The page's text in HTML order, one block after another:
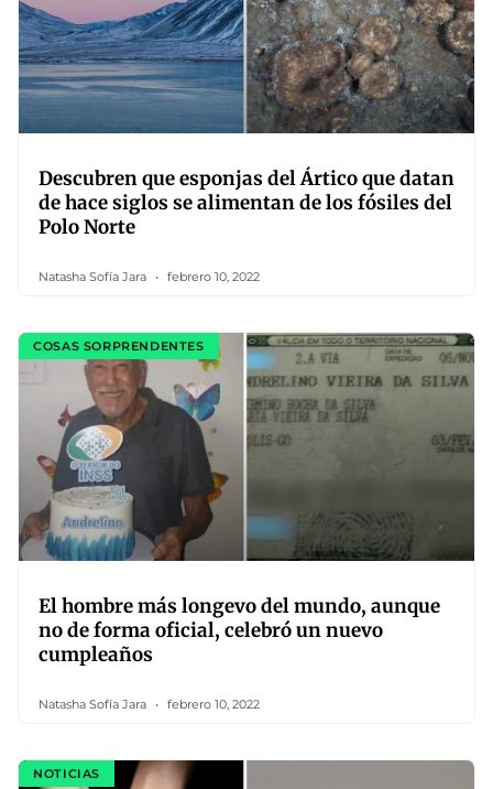
Descubren que esponjas del Ártico que datan
de hace siglos se alimentan de los fósiles del
Polo Norte
Natasha Sofía Jara febrero 10, 2022
COSAS SORPRENDENTES
El hombre más longevo del mundo, aunque
no de forma oficial, celebró un nuevo
cumpleaños
Natasha Sofía Jara febrero 10, 2022
NOTICIAS